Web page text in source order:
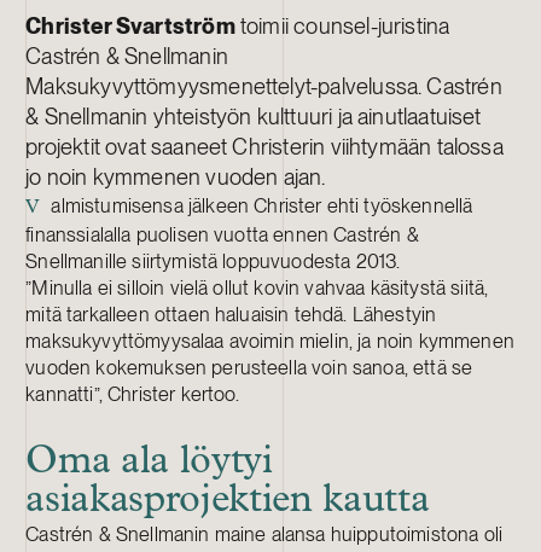
Christer Svartströmtoimii counsel-juristina
Castrén & Snellmanin
Maksukyvyttömyysmenettelyt-palvelussa. Castrén
& Snellmanin yhteistyön kulttuuri ja ainutlaatuiset
projektit ovat saaneet Christerin viihtymään talossa
jo noin kymmenen vuoden ajan.
V
almistumisensa jälkeen Christer ehti työskennellä
finanssialalla puolisen vuotta ennen Castrén &
Snellmanille siirtymistä loppuvuodesta 2013.
”Minulla ei silloin vielä ollut kovin vahvaa käsitystä siitä,
mitä tarkalleen ottaen haluaisin tehdä. Lähestyin
maksukyvyttömyysalaa avoimin mielin, ja noin kymmenen
vuoden kokemuksen perusteella voin sanoa, että se
kannatti”, Christer kertoo.
Oma ala löytyi
asiakasprojektien kautta
Castrén & Snellmanin maine alansa huipputoimistona oli